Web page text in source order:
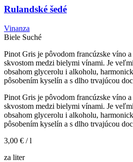
Rulandské šedé
Vinanza
Biele Suché
Pinot Gris je pôvodom francúzske víno a
skvostom medzi bielymi vínami. Je
obsahom glycerolu i alkoholu,
pôsobením kyselín a s dlho trvajúcou
Pinot Gris je pôvodom francúzske víno a
skvostom medzi bielymi vínami. Je
obsahom glycerolu i alkoholu,
pôsobením kyselín a s dlho trvajúcou
3,00 € / l
za liter